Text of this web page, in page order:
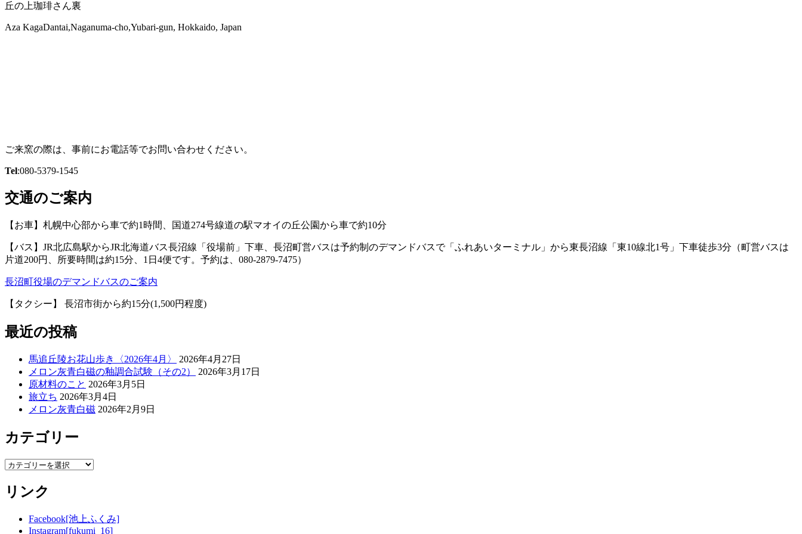
丘の上珈琲さん裏
Aza KagaDantai,Naganuma-cho,Yubari-gun, Hokkaido, Japan
ご来窯の際は、事前にお電話等でお問い合わせください。
Tel:080-5379-1545
交通のご案内
【お車】札幌中心部から車で約1時間、国道274号線道の駅マオイの丘公園から車で約10分
【バス】JR北広島駅からJR北海道バス長沼線「役場前」下車、長沼町営バスは予約制のデマンドバスで「ふれあいターミナル」から東長沼線「東10線北1号」下車徒歩3分（町営バスは
片道200円、所要時間は約15分、1日4便です。予約は、080-2879-7475）
長沼町役場のデマンドバスのご案内
【タクシー】 長沼市街から約15分(1,500円程度)
最近の投稿
馬追丘陵お花山歩き〈2026年4月〉
2026年4月27日
メロン灰青白磁の釉調合試験（その2）
2026年3月17日
原材料のこと 2026年3月5日
旅立ち 2026年3月4日
メロン灰青白磁 2026年2月9日
カテゴリー
カ
ゴ
リ
リンク
Facebook[池上ふくみ]
Instagram[fukumi_16]